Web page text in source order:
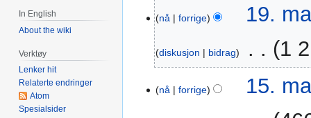
n
e
e
nå forrige 19.
diskusjon bidrag 1
n
mai
nå forrige 15.
In English
About the wiki
Verktøy
Lenker hit
Relaterte endringer
Atom
Spesialsider